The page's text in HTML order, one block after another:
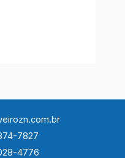
7827
4776